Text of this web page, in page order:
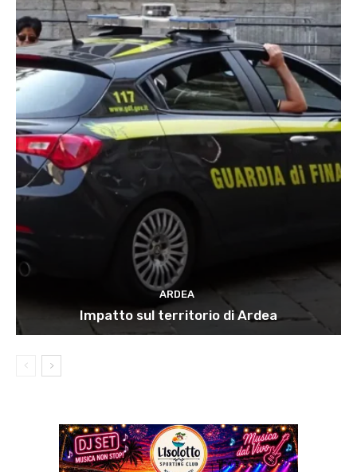
ARDEA
Impatto sul territorio di Ardea